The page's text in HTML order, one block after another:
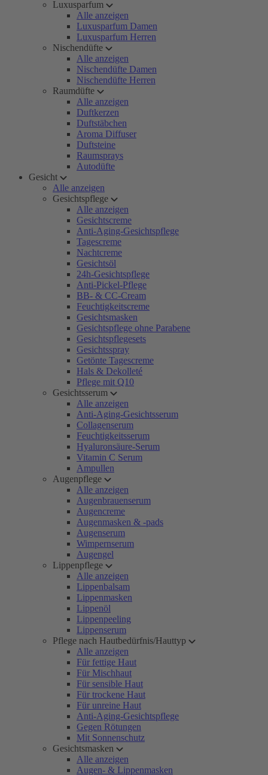
Luxusparfum
Alle anzeigen
Luxusparfum Damen
Luxusparfum Herren
Nischendüfte
Alle anzeigen
Nischendüfte Damen
Nischendüfte Herren
Raumdüfte
Alle anzeigen
Duftkerzen
Duftstäbchen
Aroma Diffuser
Duftsteine
Raumsprays
Autodüfte
Gesicht
Alle anzeigen
Gesichtspflege
Alle anzeigen
Gesichtscreme
Anti-Aging-Gesichtspflege
Tagescreme
Nachtcreme
Gesichtsöl
24h-Gesichtspflege
Anti-Pickel-Pflege
BB- & CC-Cream
Feuchtigkeitscreme
Gesichtsmasken
Gesichtspflege ohne Parabene
Gesichtspflegesets
Gesichtsspray
Getönte Tagescreme
Hals & Dekolleté
Pflege mit Q10
Gesichtsserum
Alle anzeigen
Anti-Aging-Gesichtsserum
Collagenserum
Feuchtigkeitsserum
Hyaluronsäure-Serum
Vitamin C Serum
Ampullen
Augenpflege
Alle anzeigen
Augenbrauenserum
Augencreme
Augenmasken & -pads
Augenserum
Wimpernserum
Augengel
Lippenpflege
Alle anzeigen
Lippenbalsam
Lippenmasken
Lippenöl
Lippenpeeling
Lippenserum
Pflege nach Hautbedürfnis/Hauttyp
Alle anzeigen
Für fettige Haut
Für Mischhaut
Für sensible Haut
Für trockene Haut
Für unreine Haut
Anti-Aging-Gesichtspflege
Gegen Rötungen
Mit Sonnenschutz
Gesichtsmasken
Alle anzeigen
Augen- & Lippenmasken